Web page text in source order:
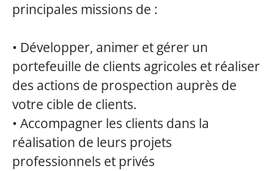
principales missions de :
• Développer, animer et gérer un
portefeuille de clients agricoles et réaliser
des actions de prospection auprès de
votre cible de clients.
• Accompagner les clients dans la
réalisation de leurs projets
professionnels et privés